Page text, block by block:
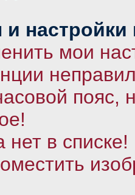
настройки
мои
пояс,
в списке!